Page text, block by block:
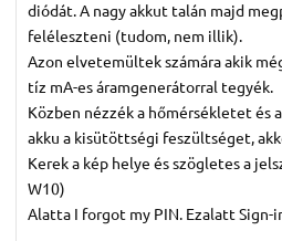
diódát. A nagy akkut talán majd
feléleszteni (tudom, nem illik).
Azon elvetemültek számára akik
tíz mA-es áramgenerátorral tegyék.
Közben nézzék a hőmérsékletet és
akku a kisütöttségi feszültséget,
Kerek a kép helye és szögletes a
W10)
Alatta I forgot my PIN. Ezalatt Sign-